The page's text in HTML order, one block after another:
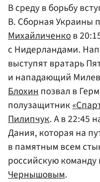
В среду в борьбу
В. Сборная Украины
Михайличенков
с Нидерландами.
выступят вратарь
и нападающий
Блохин позвал в
полузащитник
Пилипчук. А в 22:45
Дания, которая на
в памятным всем
российскую команду
Чернышовым.